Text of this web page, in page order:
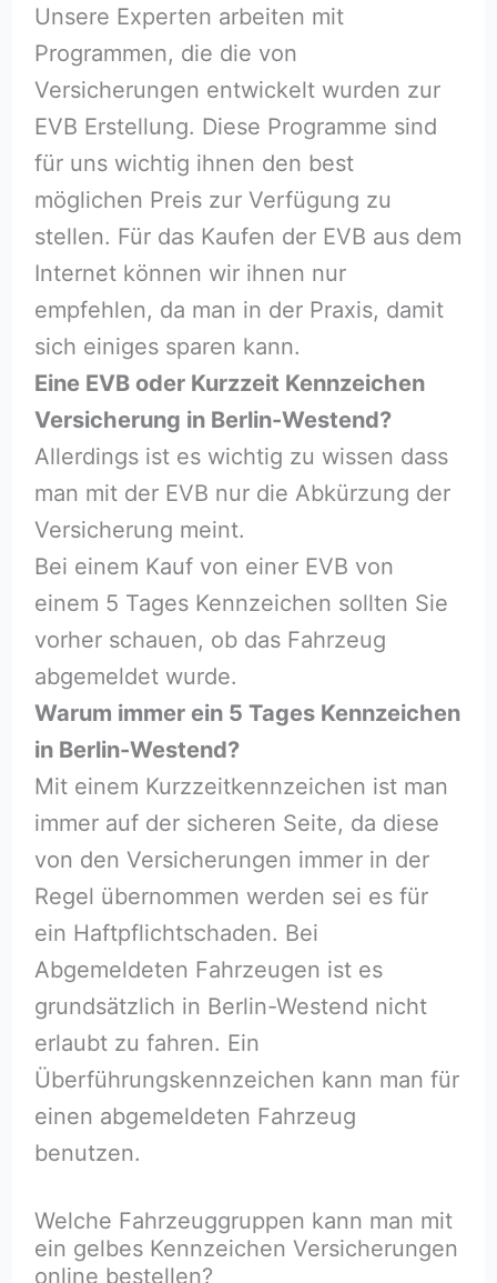
Unsere Experten arbeiten mit
Programmen, die die von
Versicherungen entwickelt wurden zur
EVB Erstellung. Diese Programme sind
für uns wichtig ihnen den best
möglichen Preis zur Verfügung zu
stellen. Für das Kaufen der EVB aus dem
Internet können wir ihnen nur
empfehlen, da man in der Praxis, damit
sich einiges sparen kann.
Eine EVB oder Kurzzeit Kennzeichen
Versicherung in Berlin-Westend?
Allerdings ist es wichtig zu wissen dass
man mit der EVB nur die Abkürzung der
Versicherung meint.
Bei einem Kauf von einer EVB von
einem 5 Tages Kennzeichen sollten Sie
vorher schauen, ob das Fahrzeug
abgemeldet wurde.
Warum immer ein 5 Tages Kennzeichen
in Berlin-Westend?
Mit einem Kurzzeitkennzeichen ist man
immer auf der sicheren Seite, da diese
von den Versicherungen immer in der
Regel übernommen werden sei es für
ein Haftpflichtschaden. Bei
Abgemeldeten Fahrzeugen ist es
grundsätzlich in Berlin-Westend nicht
erlaubt zu fahren. Ein
Überführungskennzeichen kann man für
einen abgemeldeten Fahrzeug
benutzen.
Welche Fahrzeuggruppen kann man mit
ein gelbes Kennzeichen Versicherungen
online bestellen?